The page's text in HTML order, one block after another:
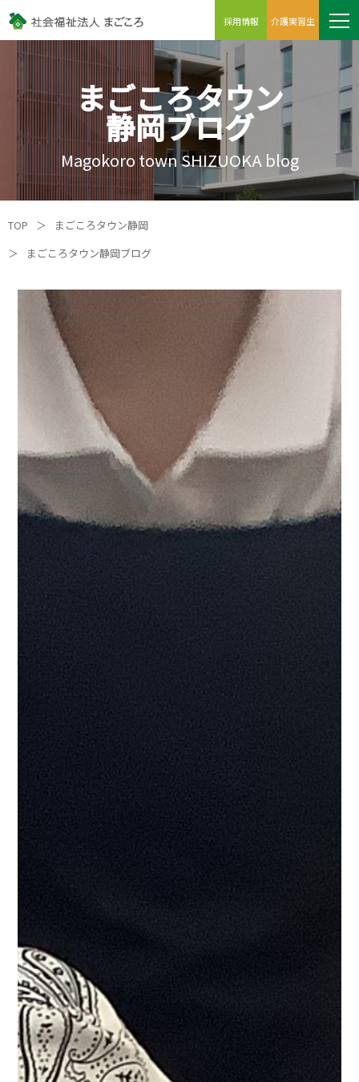
採用情報 介護実習生
まごころタウン
静岡ブログ
Magokoro town SHIZUOKA blog
TOP ＞
まごころタウン静岡
＞
まごころタウン静岡ブログ